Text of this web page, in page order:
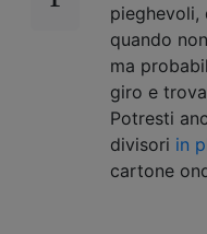
pieghevoli,
quando
ma
giro e
Potresti
divisori in
cartone